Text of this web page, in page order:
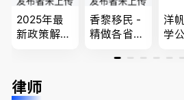
2025年最
新政策解
免费咨询各
类疑难签证
香黎移民 -
精做各省省
签证,工作
洋
学
签
律师